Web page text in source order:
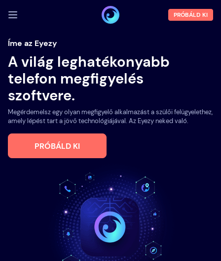
BEJELENTKEZÉS
Demó
Funkciók
Rólunk
Blog
PRÓBÁLD KI
Íme az Eyezy
A világ leghatékonyabb
telefon megfigyelés
szoftvere.
Megérdemelsz egy olyan megfigyelő alkalmazást a szülői felügyelethez,
amely lépést tart a jövő technológiájával. Az Eyezy neked való.
PRÓBÁLD KI